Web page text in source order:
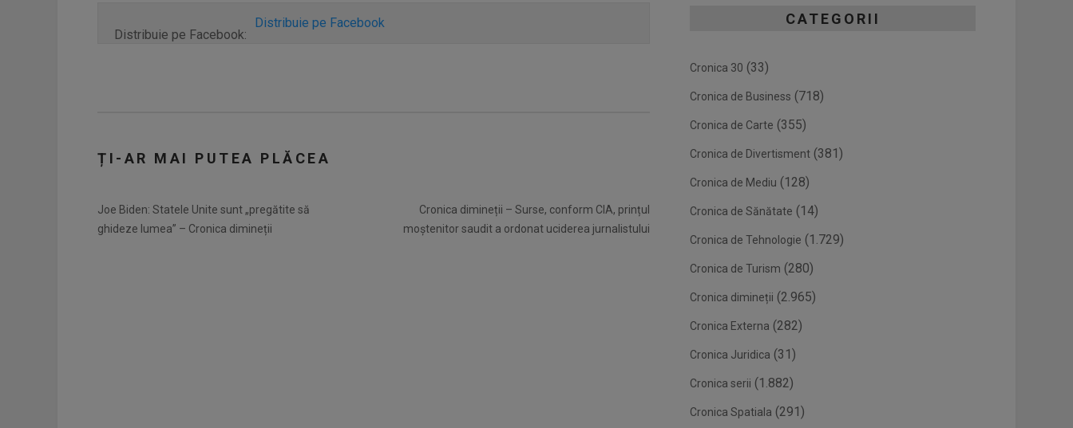
Distribuie pe Facebook:
Distribuie pe Facebook
ȚI-AR MAI PUTEA PLĂCEA
Joe Biden: Statele Unite sunt „pregătite să
ghideze lumea” – Cronica dimineții
Cronica dimineții – Surse, conform CIA, prințul
moștenitor saudit a ordonat uciderea jurnalistului
CATEGORII
Cronica 30 (33)
Cronica de Business (718)
Cronica de Carte (355)
Cronica de Divertisment (381)
Cronica de Mediu (128)
Cronica de Sănătate (14)
Cronica de Tehnologie (1.729)
Cronica de Turism (280)
Cronica dimineții (2.965)
Cronica Externa (282)
Cronica Juridica (31)
Cronica serii (1.882)
Cronica Spatiala (291)